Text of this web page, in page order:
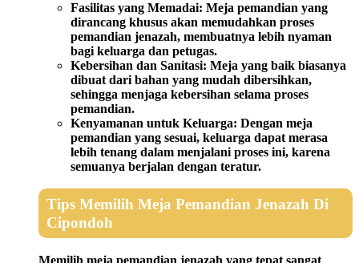
Fasilitas yang Memadai: Meja pemandian yang
dirancang khusus akan memudahkan proses
pemandian jenazah, membuatnya lebih nyaman
bagi keluarga dan petugas.
Kebersihan dan Sanitasi: Meja yang baik biasanya
dibuat dari bahan yang mudah dibersihkan,
sehingga menjaga kebersihan selama proses
pemandian.
Kenyamanan untuk Keluarga: Dengan meja
pemandian yang sesuai, keluarga dapat merasa
lebih tenang dalam menjalani proses ini, karena
semuanya berjalan dengan teratur.
Tips Memilih Meja Pemandian Jenazah Di
Cipondoh
Memilih meja pemandian jenazah yang tepat sangat